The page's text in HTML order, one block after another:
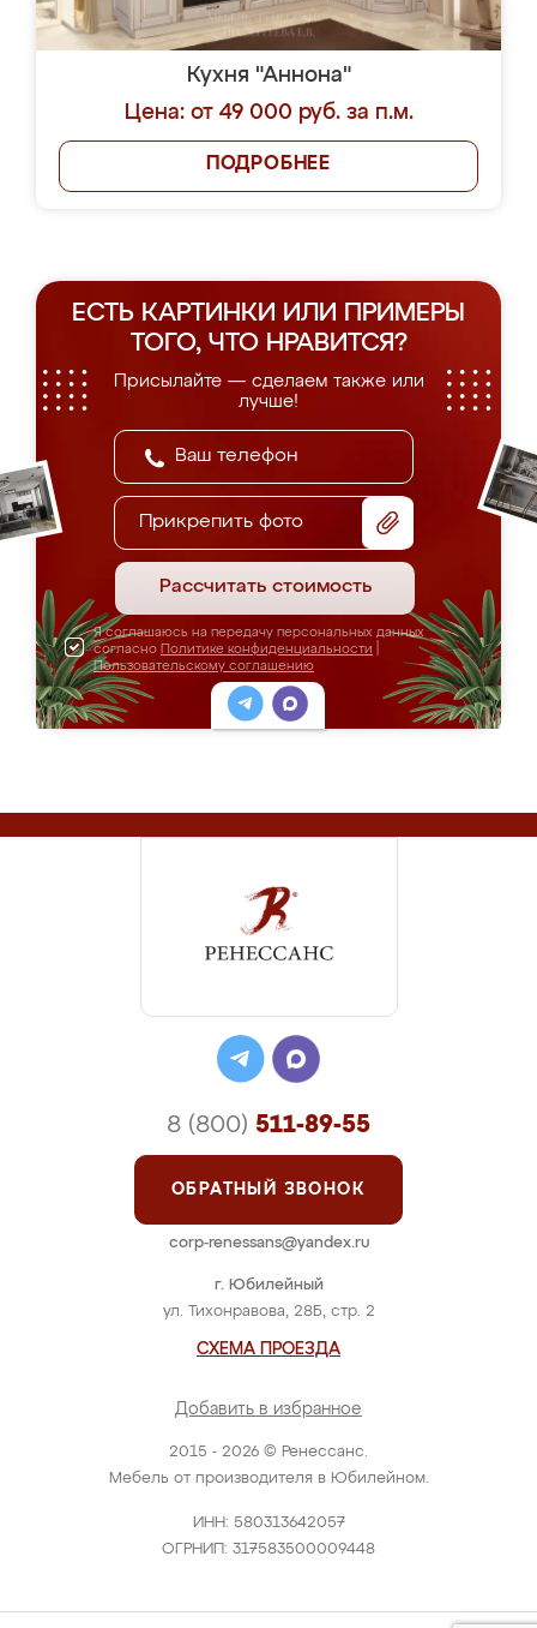
Кухня "Аннона"
Цена: от 49 000 руб. за п.м.
ПОДРОБНЕЕ
ЕСТЬ КАРТИНКИ ИЛИ ПРИМЕРЫ
ТОГО, ЧТО НРАВИТСЯ?
Присылайте — сделаем также или
лучше!
Прикрепить фото
Рассчитать стоимость
Я соглашаюсь на передачу персональных данных
согласно Политике конфиденциальности
Пользовательскому соглашению
2015 - 2026 © Ренессанс.
Мебель от производителя в Юбилейном.
ИНН: 580313642057
ОГРНИП: 317583500009448
г. Юбилейный
ул. Тихонравова, 28Б, стр. 2
СХЕМА ПРОЕЗДА
Добавить в избранное
8 (800) 511-89-55
ОБРАТНЫЙ ЗВОНОК
corp-renessans@yandex.ru